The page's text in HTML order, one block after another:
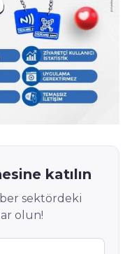
katılın
sektördeki
olun!